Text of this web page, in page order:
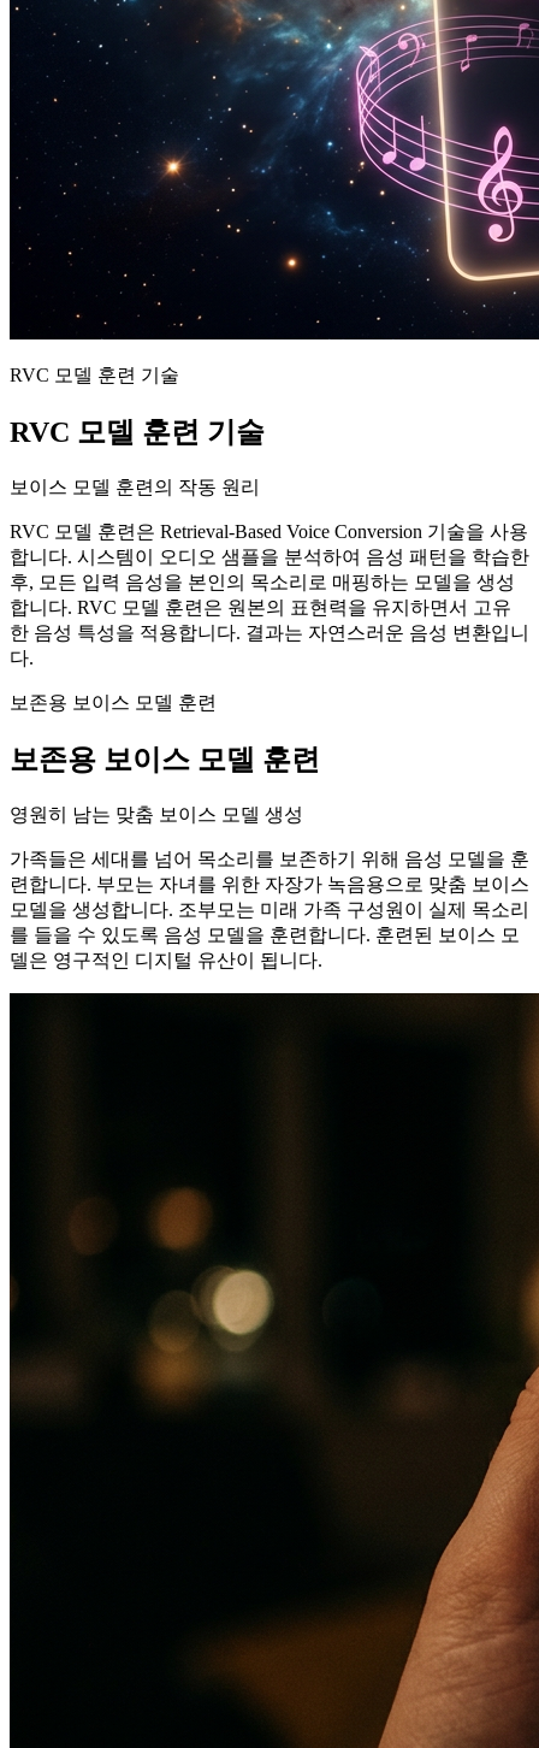
RVC 모델 훈련 기술
RVC 모델 훈련 기술
보이스 모델 훈련의 작동 원리
RVC 모델 훈련은 Retrieval-Based Voice Conversion 기술을 사용
합니다. 시스템이 오디오 샘플을 분석하여 음성 패턴을 학습한
후, 모든 입력 음성을 본인의 목소리로 매핑하는 모델을 생성
합니다. RVC 모델 훈련은 원본의 표현력을 유지하면서 고유
한 음성 특성을 적용합니다. 결과는 자연스러운 음성 변환입니
다.
보존용 보이스 모델 훈련
보존용 보이스 모델 훈련
영원히 남는 맞춤 보이스 모델 생성
가족들은 세대를 넘어 목소리를 보존하기 위해 음성 모델을 훈
련합니다. 부모는 자녀를 위한 자장가 녹음용으로 맞춤 보이스
모델을 생성합니다. 조부모는 미래 가족 구성원이 실제 목소리
를 들을 수 있도록 음성 모델을 훈련합니다. 훈련된 보이스 모
델은 영구적인 디지털 유산이 됩니다.